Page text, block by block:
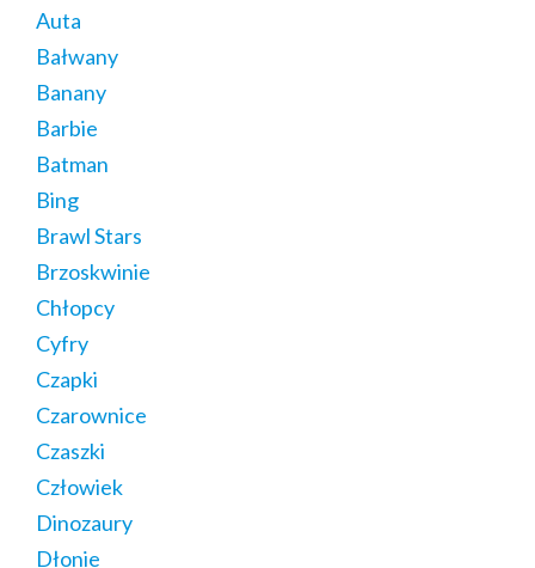
Auta
Bałwany
Banany
Barbie
Batman
Bing
Brawl Stars
Brzoskwinie
Chłopcy
Cyfry
Czapki
Czarownice
Czaszki
Człowiek
Dinozaury
Dłonie